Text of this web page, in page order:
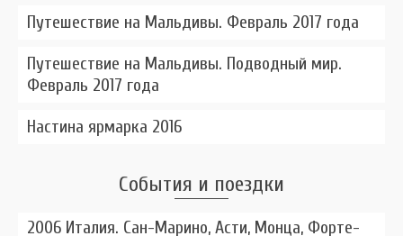
Путешествие на Мальдивы. Февраль 2017 года
Путешествие на Мальдивы. Подводный мир.
Февраль 2017 года
Настина ярмарка 2016
События и поездки
2006 Италия. Сан-Марино, Асти, Монца, Форте-